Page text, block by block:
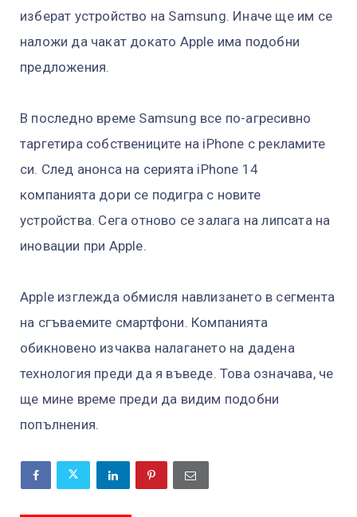
изберат устройство на Samsung. Иначе ще им се
наложи да чакат докато Apple има подобни
предложения.
В последно време Samsung все по-агресивно
таргетира собствениците на iPhone с рекламите
си. След анонса на серията iPhone 14
компанията дори се подигра с новите
устройства. Сега отново се залага на липсата на
иновации при Apple.
Apple изглежда обмисля навлизането в сегмента
на сгъваемите смартфони. Компанията
обикновено изчаква налагането на дадена
технология преди да я въведе. Това означава, че
ще мине време преди да видим подобни
попълнения.